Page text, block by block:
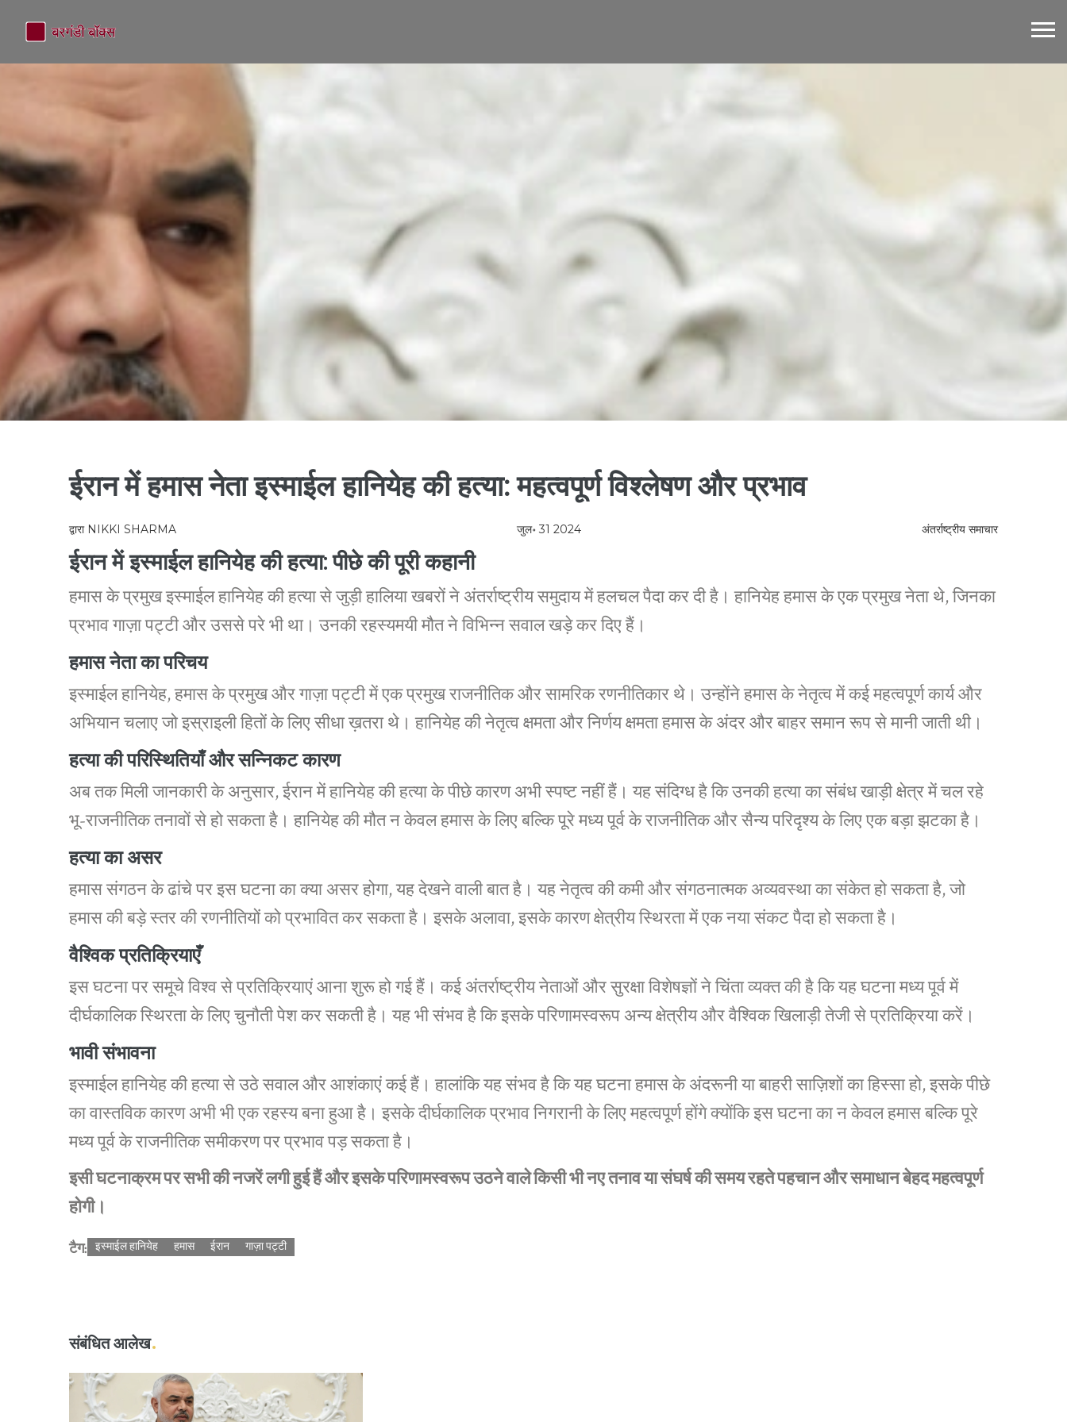
ईरान में हमास नेता इस्माईल हानियेह की हत्या: महत्वपूर्ण विश्लेषण और प्रभाव
द्वारा NIKKI SHARMA जुल॰ 31 2024 अंतर्राष्ट्रीय समाचार
ईरान में इस्माईल हानियेह की हत्या: पीछे की पूरी कहानी
हमास के प्रमुख इस्माईल हानियेह की हत्या से जुड़ी हालिया खबरों ने अंतर्राष्ट्रीय समुदाय में हलचल पैदा कर दी है। हानियेह हमास के एक प्रमुख नेता थे, जिनका
प्रभाव गाज़ा पट्टी और उससे परे भी था। उनकी रहस्यमयी मौत ने विभिन्न सवाल खड़े कर दिए हैं।
हमास नेता का परिचय
इस्माईल हानियेह, हमास के प्रमुख और गाज़ा पट्टी में एक प्रमुख राजनीतिक और सामरिक रणनीतिकार थे। उन्होंने हमास के नेतृत्व में कई महत्वपूर्ण कार्य और
अभियान चलाए जो इस्राइली हितों के लिए सीधा ख़तरा थे। हानियेह की नेतृत्व क्षमता और निर्णय क्षमता हमास के अंदर और बाहर समान रूप से मानी जाती थी।
हत्या की परिस्थितियाँ और सन्निकट कारण
अब तक मिली जानकारी के अनुसार, ईरान में हानियेह की हत्या के पीछे कारण अभी स्पष्ट नहीं हैं। यह संदिग्ध है कि उनकी हत्या का संबंध खाड़ी क्षेत्र में चल रहे
भू-राजनीतिक तनावों से हो सकता है। हानियेह की मौत न केवल हमास के लिए बल्कि पूरे मध्य पूर्व के राजनीतिक और सैन्य परिदृश्य के लिए एक बड़ा झटका है।
हत्या का असर
हमास संगठन के ढांचे पर इस घटना का क्या असर होगा, यह देखने वाली बात है। यह नेतृत्व की कमी और संगठनात्मक अव्यवस्था का संकेत हो सकता है, जो
हमास की बड़े स्तर की रणनीतियों को प्रभावित कर सकता है। इसके अलावा, इसके कारण क्षेत्रीय स्थिरता में एक नया संकट पैदा हो सकता है।
वैश्विक प्रतिक्रियाएँ
इस घटना पर समूचे विश्व से प्रतिक्रियाएं आना शुरू हो गई हैं। कई अंतर्राष्ट्रीय नेताओं और सुरक्षा विशेषज्ञों ने चिंता व्यक्त की है कि यह घटना मध्य पूर्व में
दीर्घकालिक स्थिरता के लिए चुनौती पेश कर सकती है। यह भी संभव है कि इसके परिणामस्वरूप अन्य क्षेत्रीय और वैश्विक खिलाड़ी तेजी से प्रतिक्रिया करें।
भावी संभावना
इस्माईल हानियेह की हत्या से उठे सवाल और आशंकाएं कई हैं। हालांकि यह संभव है कि यह घटना हमास के अंदरूनी या बाहरी साज़िशों का हिस्सा हो, इसके पीछे
का वास्तविक कारण अभी भी एक रहस्य बना हुआ है। इसके दीर्घकालिक प्रभाव निगरानी के लिए महत्वपूर्ण होंगे क्योंकि इस घटना का न केवल हमास बल्कि पूरे
मध्य पूर्व के राजनीतिक समीकरण पर प्रभाव पड़ सकता है।
इसी घटनाक्रम पर सभी की नजरें लगी हुई हैं और इसके परिणामस्वरूप उठने वाले किसी भी नए तनाव या संघर्ष की समय रहते पहचान और समाधान बेहद महत्वपूर्ण
होगी।
टैग: इस्माईल हानियेह हमास ईरान गाज़ा पट्टी
संबंधित आलेख